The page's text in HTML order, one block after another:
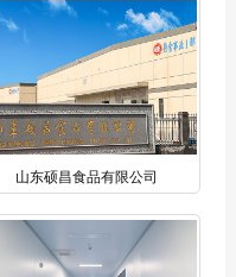
山东硕昌食品有限公司